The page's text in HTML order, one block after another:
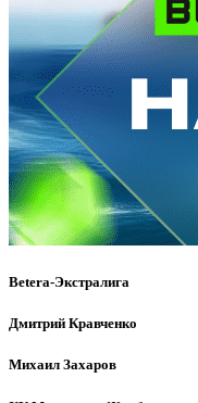
Betera-Экстралига
Дмитрий Кравченко
Михаил Захаров